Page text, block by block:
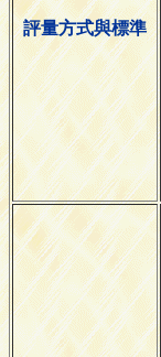
評量方式與標準